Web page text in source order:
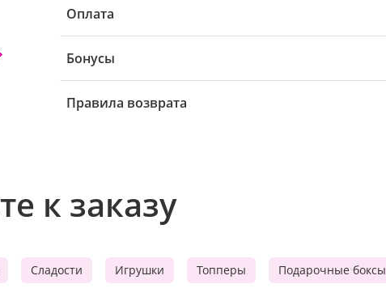
Оплата
Бонусы
Правила возврата
к заказу
Сладости Игрушки Топперы Подарочные боксы